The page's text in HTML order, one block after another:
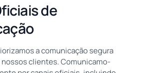
de
a comunicação segura
clientes. Comunicamo-